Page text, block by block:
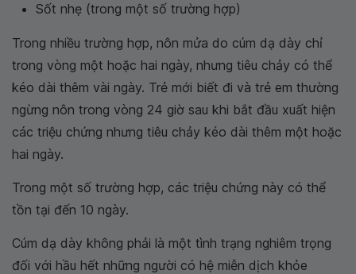
Sốt nhẹ (trong một số trường hợp)
Trong nhiều trường hợp, nôn mửa do cúm dạ dày chỉ
trong vòng một hoặc hai ngày, nhưng tiêu chảy có thể
kéo dài thêm vài ngày. Trẻ mới biết đi và trẻ em thường
ngừng nôn trong vòng 24 giờ sau khi bắt đầu xuất hiện
các triệu chứng nhưng tiêu chảy kéo dài thêm một hoặc
hai ngày.
Trong một số trường hợp, các triệu chứng này có thể
tồn tại đến 10 ngày.
Cúm dạ dày không phải là một tình trạng nghiêm trọng
đối với hầu hết những người có hệ miễn dịch khỏe